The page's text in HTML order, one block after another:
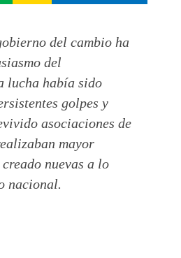
del cambio ha
del
lucha había sido
golpes y
asociaciones de
mayor
nuevas a lo
nacional.